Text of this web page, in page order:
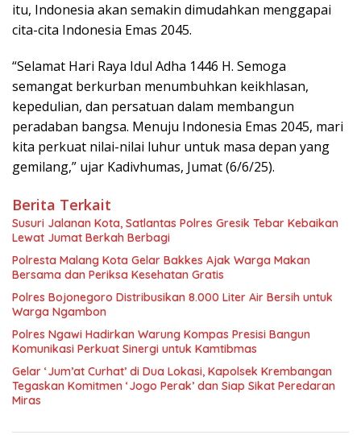
itu, Indonesia akan semakin dimudahkan menggapai
cita-cita Indonesia Emas 2045.
“Selamat Hari Raya Idul Adha 1446 H. Semoga
semangat berkurban menumbuhkan keikhlasan,
kepedulian, dan persatuan dalam membangun
peradaban bangsa. Menuju Indonesia Emas 2045, mari
kita perkuat nilai-nilai luhur untuk masa depan yang
gemilang,” ujar Kadivhumas, Jumat (6/6/25).
Berita Terkait
Susuri Jalanan Kota, Satlantas Polres Gresik Tebar Kebaikan
Lewat Jumat Berkah Berbagi
Polresta Malang Kota Gelar Bakkes Ajak Warga Makan
Bersama dan Periksa Kesehatan Gratis
Polres Bojonegoro Distribusikan 8.000 Liter Air Bersih untuk
Warga Ngambon
Polres Ngawi Hadirkan Warung Kompas Presisi Bangun
Komunikasi Perkuat Sinergi untuk Kamtibmas
Gelar ‘Jum’at Curhat’ di Dua Lokasi, Kapolsek Krembangan
Tegaskan Komitmen ‘Jogo Perak’ dan Siap Sikat Peredaran
Miras